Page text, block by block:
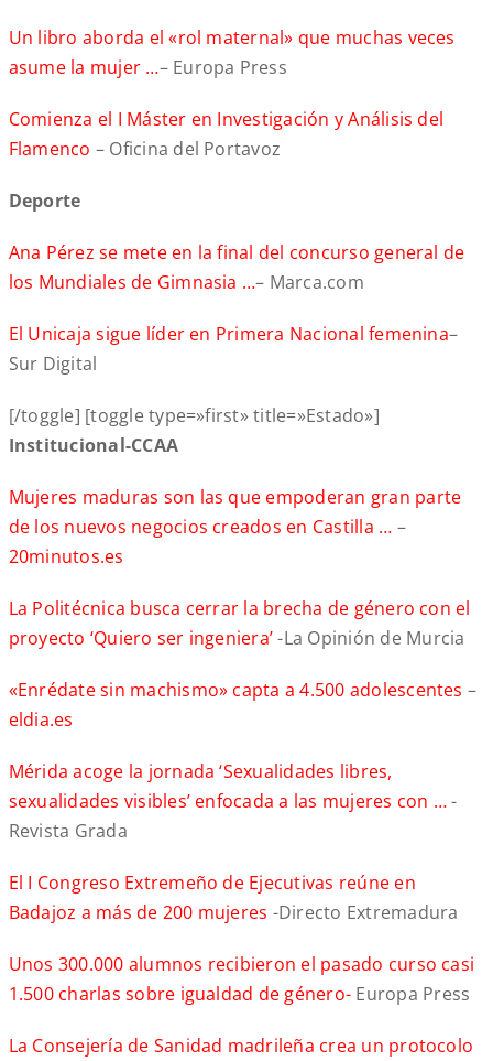
Un libro aborda el «rol maternal» que muchas veces
asume la mujer …– Europa Press
Comienza el I Máster en Investigación y Análisis del
Flamenco – Oficina del Portavoz
Deporte
Ana Pérez se mete en la final del concurso general de
los Mundiales de Gimnasia …– Marca.com
El Unicaja sigue líder en Primera Nacional femenina–
Sur Digital
[/toggle] [toggle type=»first» title=»Estado»]
Institucional-CCAA
Mujeres maduras son las que empoderan gran parte
de los nuevos negocios creados en Castilla … –
20minutos.es
La Politécnica busca cerrar la brecha de género con el
proyecto ‘Quiero ser ingeniera’-La Opinión de Murcia
«Enrédate sin machismo» capta a 4.500 adolescentes –
eldia.es
Mérida acoge la jornada ‘Sexualidades libres,
sexualidades visibles’ enfocada a las mujeres con …-
Revista Grada
El I Congreso Extremeño de Ejecutivas reúne en
Badajoz a más de 200 mujeres -Directo Extremadura
Unos 300.000 alumnos recibieron el pasado curso casi
1.500 charlas sobre igualdad de género- Europa Press
La Consejería de Sanidad madrileña crea un protocolo